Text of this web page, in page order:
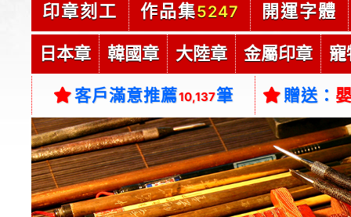
印章刻工 作品集5247 開運字體
日本章 韓國章 大陸章 金屬印章 寵
客戶滿意推薦10,137筆 贈送：